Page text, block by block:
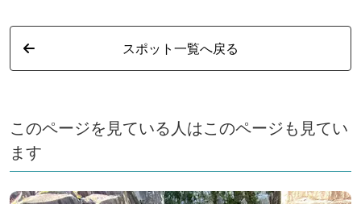
スポット一覧へ戻る
このページを見ている人はこのページも見てい
ます